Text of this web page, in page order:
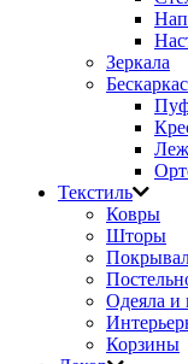
Зеркала
Текстиль
Ковры
Шторы
Одеяла и
Корзины